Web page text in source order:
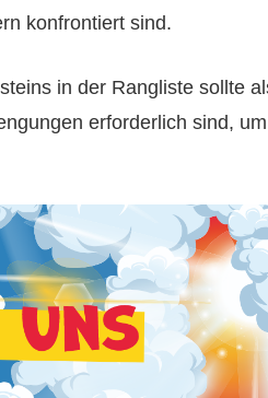
konfrontiert sind.
in der Rangliste sollte
erforderlich sind,